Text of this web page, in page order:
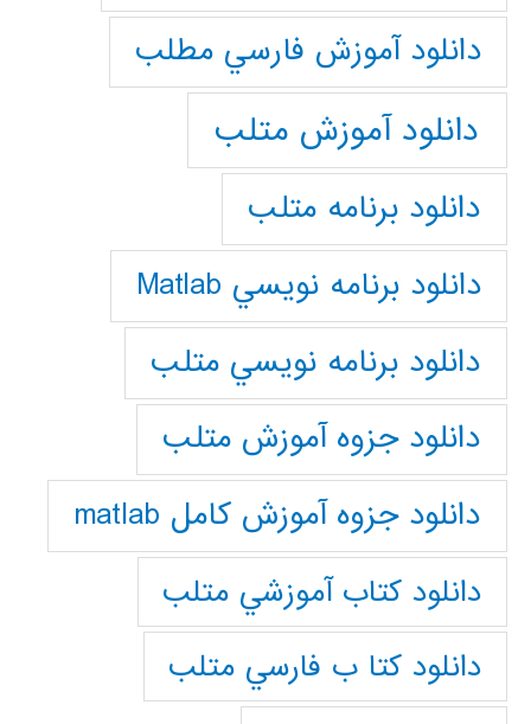
دانلود آموزش فارسي مطلب
دانلود آموزش متلب
دانلود برنامه متلب
دانلود برنامه نويسي Matlab
دانلود برنامه نويسي متلب
دانلود جزوه آموزش متلب
دانلود جزوه آموزش کامل matlab
دانلود كتاب آموزشي متلب
دانلود كتا ب فارسي متلب